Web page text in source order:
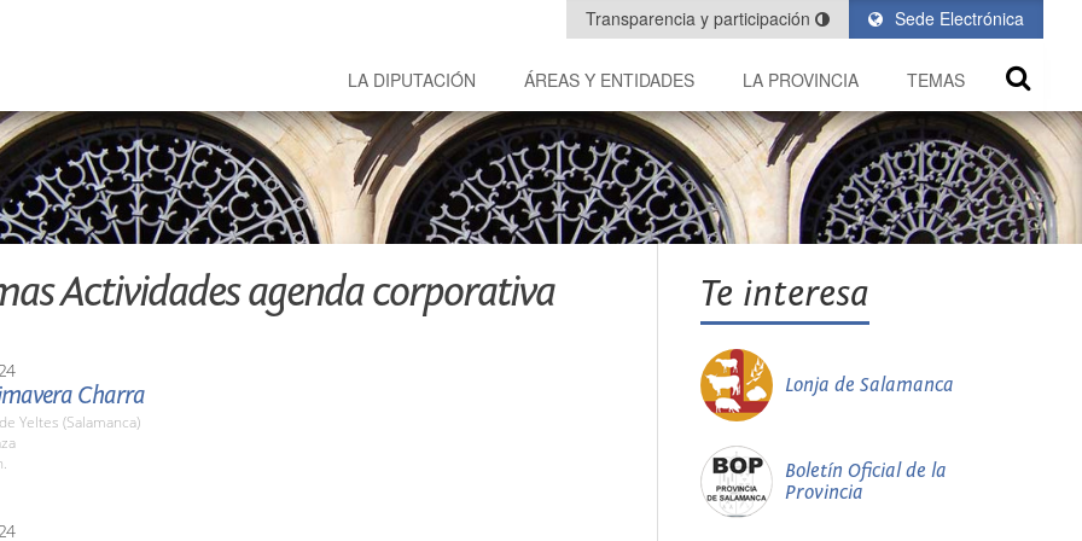
Sede Electrónica
Transparencia y participación
LA DIPUTACIÓN ÁREAS Y ENTIDADES LA PROVINCIA TEMAS
Actividades agenda corporativa
Charra
Yeltes (Salamanca)
Te interesa
Lonja de Salamanca
Boletín Oficial de la
Provincia